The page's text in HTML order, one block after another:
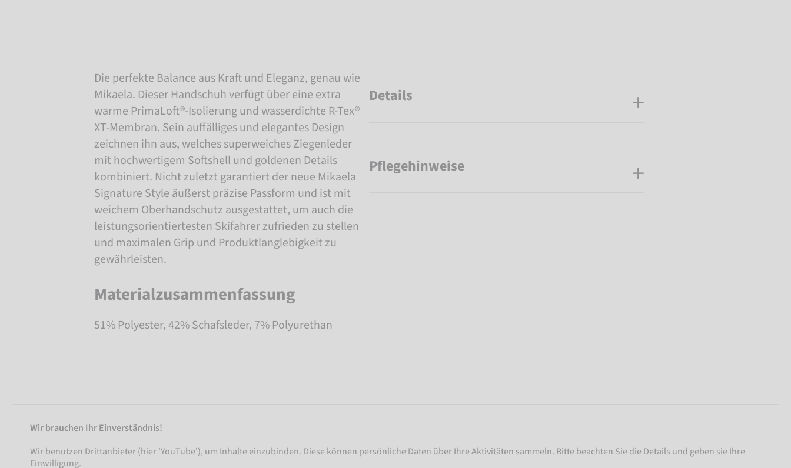
Die perfekte Balance aus Kraft und Eleganz, genau wie
Mikaela. Dieser Handschuh verfügt über eine extra
warme PrimaLoft®-Isolierung und wasserdichte R-Tex®
XT-Membran. Sein auffälliges und elegantes Design
zeichnen ihn aus, welches superweiches Ziegenleder
mit hochwertigem Softshell und goldenen Details
kombiniert. Nicht zuletzt garantiert der neue Mikaela
Signature Style äußerst präzise Passform und ist mit
weichem Oberhandschutz ausgestattet, um auch die
leistungsorientiertesten Skifahrer zufrieden zu stellen
und maximalen Grip und Produktlanglebigkeit zu
gewährleisten.
Materialzusammenfassung
51% Polyester, 42% Schafsleder, 7% Polyurethan
Details
Pflegehinweise
Wir brauchen Ihr Einverständnis!
Wir benutzen Drittanbieter (hier 'YouTube'), um Inhalte einzubinden. Diese können persönliche Daten über Ihre Aktivitäten sammeln. Bitte beachten Sie die Details und geben sie Ihre
Einwilligung.